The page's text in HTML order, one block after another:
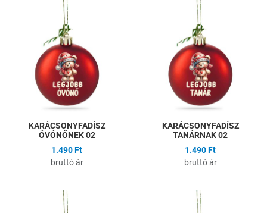
Hozzáadás a kívánságlistához
Gyors nézet
KARÁCSONYFADÍSZ
ÓVÓNŐNEK 02
1.490 Ft
bruttó ár
KARÁCSONYFADÍSZ
TANÁRNAK 02
1.490 Ft
bruttó ár
Hozzáadás a kívánságlistához